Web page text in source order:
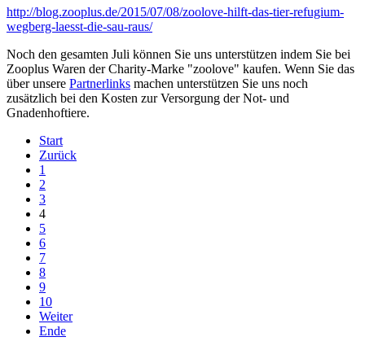
http://blog.zooplus.de/2015/07/08/zoolove-hilft-das-tier-refugium-
wegberg-laesst-die-sau-raus/
Noch den gesamten Juli können Sie uns unterstützen indem Sie bei
Zooplus Waren der Charity-Marke "zoolove" kaufen. Wenn Sie das
über unsere Partnerlinks machen unterstützen Sie uns noch
zusätzlich bei den Kosten zur Versorgung der Not- und
Gnadenhoftiere.
Start
Zurück
1
2
3
4
5
6
7
8
9
10
Weiter
Ende